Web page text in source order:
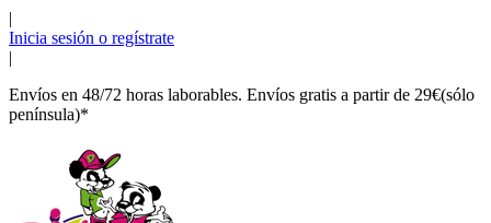
|
Inicia sesión o regístrate
|
Envíos en 48/72 horas laborables. Envíos gratis a partir de 29€(sólo
península)*